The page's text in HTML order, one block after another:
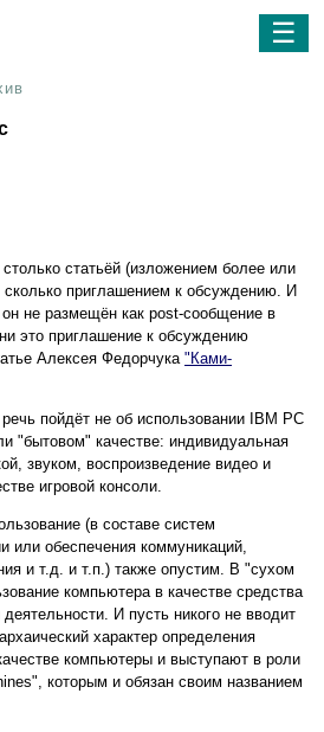
☰
статьёй (изложением более или
приглашением к обсуждению. И
не размещён как post-сообщение в
это приглашение к обсуждению
Алексея Федорчука "Ками-
речь пойдёт не об использовании IBM PC
"бытовом" качестве: индивидуальная
звуком, воспроизведение видео и
игровой консоли.
(в составе систем
или обеспечения коммуникаций,
и т.д. и т.п.) также опустим. В "сухом
компьютера в качестве средства
деятельности. И пусть никого не вводит
характер определения
компьютеры и выступают в роли
которым и обязан своим названием